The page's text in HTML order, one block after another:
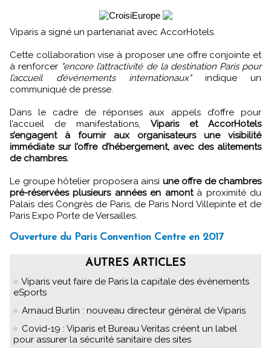
Viparis a signé un partenariat avec AccorHotels.
Cette collaboration vise à proposer une offre conjointe et
à renforcer "encore l’attractivité de la destination Paris pour
l’accueil d’événements internationaux"indique un
communiqué de presse.
Dans le cadre de réponses aux appels d’offre pour
l’accueil de manifestations, Viparis et AccorHotels
s’engagent à fournir aux organisateurs une visibilité
immédiate sur l’offre d’hébergement, avec des alitements
de chambres.
Le groupe hôtelier proposera ainsi une offre de chambres
pré-réservées plusieurs années en amontà proximité du
Palais des Congrès de Paris, de Paris Nord Villepinte et de
Paris Expo Porte de Versailles.
Ouverture du Paris Convention Centre en 2017
AUTRES ARTICLES
Viparis veut faire de Paris la capitale des évènements
eSports
Arnaud Burlin : nouveau directeur général de Viparis
Covid-19 : Viparis et Bureau Veritas créent un label
pour assurer la sécurité sanitaire des sites